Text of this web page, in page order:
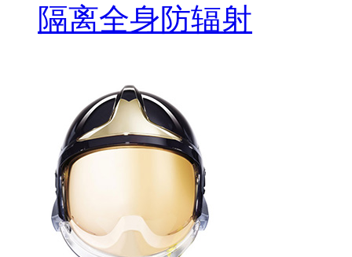
隔离全身防辐射